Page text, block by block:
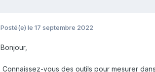
Posté(e) le 17 septembre 2022
Bonjour,
Connaissez-vous des outils pour mesurer